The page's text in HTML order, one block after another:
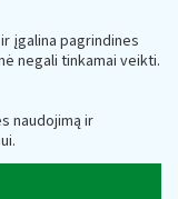
įgalina pagrindines
negali tinkamai veikti.
naudojimą ir